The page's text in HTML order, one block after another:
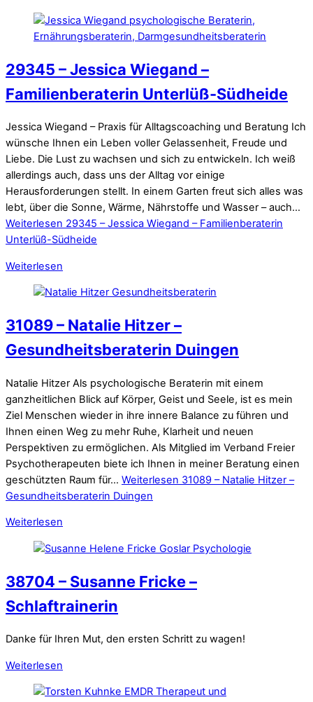
29345 – Jessica Wiegand –
Familienberaterin Unterlüß-Südheide
Jessica Wiegand – Praxis für Alltagscoaching und Beratung Ich
wünsche Ihnen ein Leben voller Gelassenheit, Freude und
Liebe. Die Lust zu wachsen und sich zu entwickeln. Ich weiß
allerdings auch, dass uns der Alltag vor einige
Herausforderungen stellt. In einem Garten freut sich alles was
lebt, über die Sonne, Wärme, Nährstoffe und Wasser – auch…
Weiterlesen 29345 – Jessica Wiegand – Familienberaterin
Unterlüß-Südheide
Weiterlesen
31089 – Natalie Hitzer –
Gesundheitsberaterin Duingen
Natalie Hitzer Als psychologische Beraterin mit einem
ganzheitlichen Blick auf Körper, Geist und Seele, ist es mein
Ziel Menschen wieder in ihre innere Balance zu führen und
Ihnen einen Weg zu mehr Ruhe, Klarheit und neuen
Perspektiven zu ermöglichen. Als Mitglied im Verband Freier
Psychotherapeuten biete ich Ihnen in meiner Beratung einen
geschützten Raum für… Weiterlesen 31089 – Natalie Hitzer –
Gesundheitsberaterin Duingen
Weiterlesen
38704 – Susanne Fricke –
Schlaftrainerin
Danke für Ihren Mut, den ersten Schritt zu wagen!
Weiterlesen